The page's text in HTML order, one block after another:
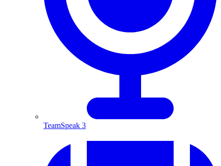
TeamSpeak 3